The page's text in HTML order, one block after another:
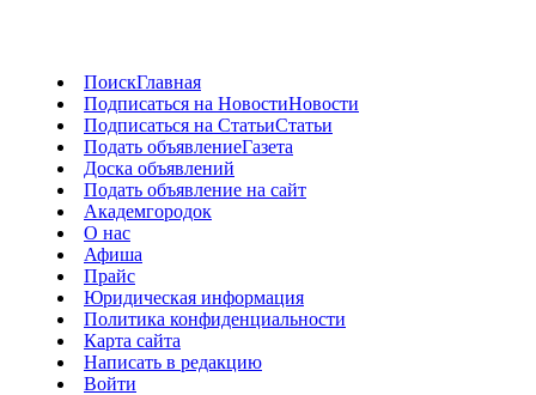
ПоискГлавная
Подписаться на НовостиНовости
Подписаться на СтатьиСтатьи
Подать объявлениеГазета
Доска объявлений
Подать объявление на сайт
Академгородок
О нас
Афиша
Прайс
Юридическая информация
Политика конфиденциальности
Карта сайта
Написать в редакцию
Войти